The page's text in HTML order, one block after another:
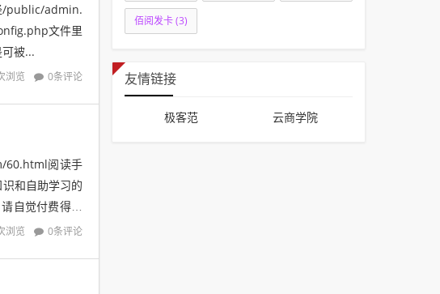
/public/admin.
文件里
被...
浏览 0条评论
60.html阅读手
和自助学习的
自觉付费得到
浏览 0条评论
佰阅发卡(3)
友情链接
极客范 云商学院